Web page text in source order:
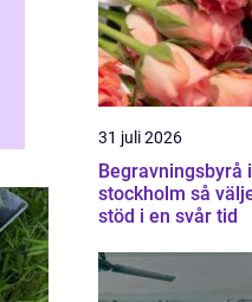
31 juli 2026
Begravningsbyrå i
stockholm så väljer du rätt
stöd i en svår tid